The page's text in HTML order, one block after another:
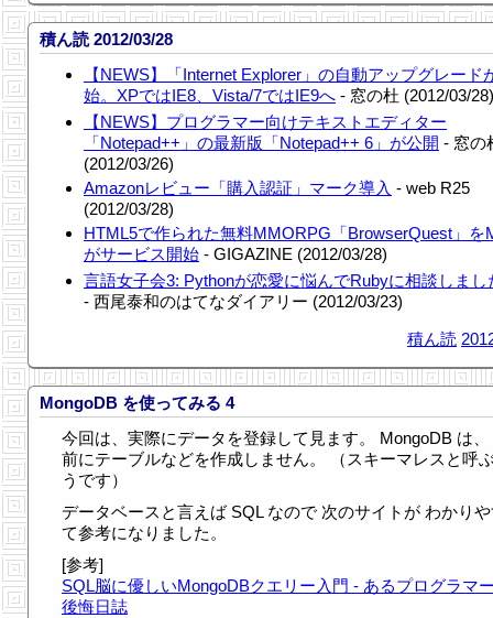
積ん読 2012/03/28
【NEWS】「Internet Explorer」の自動アップグレード
始。XPではIE8、Vista/7ではIE9へ - 窓の杜 (2012/03/28)
【NEWS】プログラマー向けテキストエディター
「Notepad++」の最新版「Notepad++ 6」が公開 - 窓の
(2012/03/26)
Amazonレビュー「購入認証」マーク導入 - web R25
(2012/03/28)
HTML5で作られた無料MMORPG「BrowserQuest」を
がサービス開始 - GIGAZINE (2012/03/28)
言語女子会3: Pythonが恋愛に悩んでRubyに相談しまし
- 西尾泰和のはてなダイアリー (2012/03/23)
積ん読
MongoDB を使ってみる 4
今回は、実際にデータを登録して見ます。 MongoDB は、
前にテーブルなどを作成しません。 （スキーマレスと呼
うです）
データベースと言えば SQL なので 次のサイトが わかり
て参考になりました。
[参考]
SQL脳に優しいMongoDBクエリー入門 - あるプログラマ
後悔日誌